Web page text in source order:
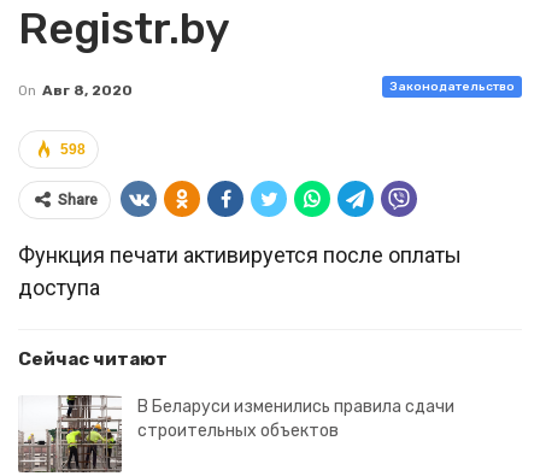
Registr.by
Законодательство
On Авг 8, 2020
598
Share
Функция печати активируется после оплаты
доступа
Сейчас читают
В Беларуси изменились правила сдачи
строительных объектов